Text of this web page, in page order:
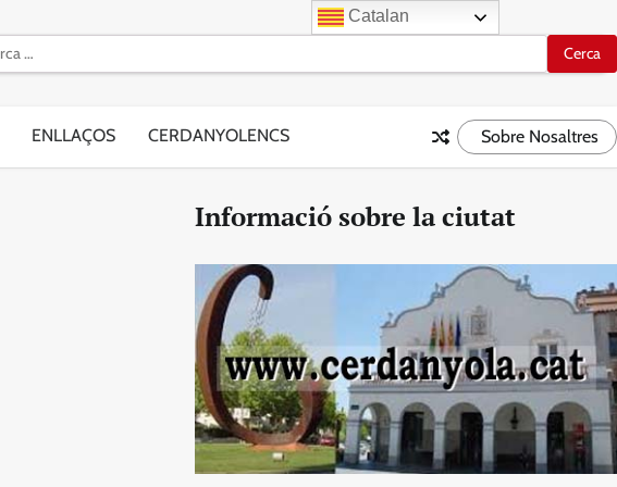
ENLLAÇOS CERDANYOLENCS Sobre Nosaltres
Informació sobre la ciutat
Catalan